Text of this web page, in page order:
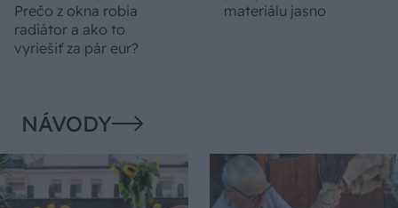
Prečo z okna robia
radiátor a ako to
vyriešiť za pár eur?
materiálu jasno
NÁVODY